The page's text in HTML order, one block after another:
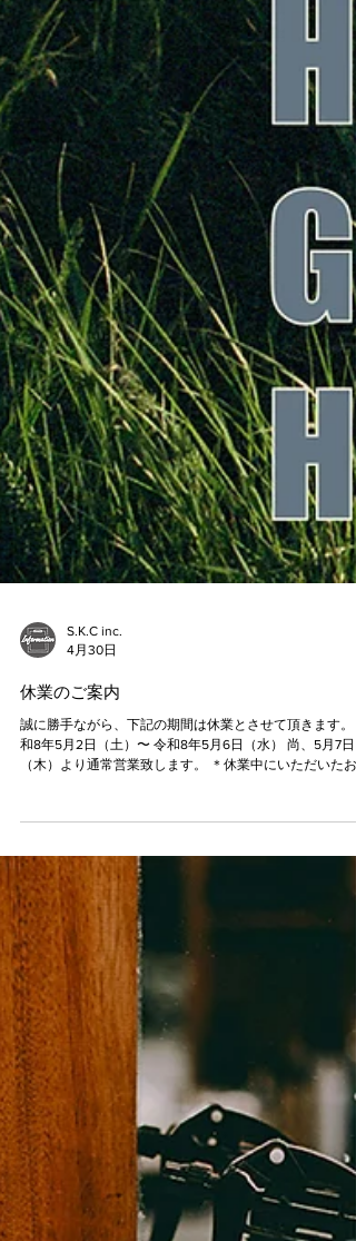
S.K.C inc.
4月30日
誠に勝手ながら、下記の期間は休業とさせて頂きます。
（木）より通常営業致します。 ＊休業中にいただいたお
い合わせ・ご予約は、5/7(木)以降に順次対応いたします
申し訳ございませんが、宜しくお願い致します。 ご用の
は TEL 0766-68-2000までご連絡下さい。